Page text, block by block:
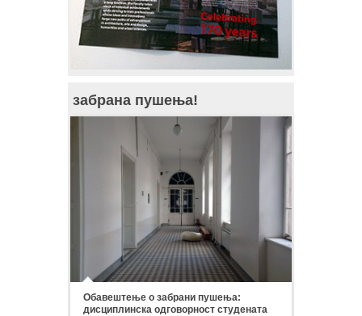
забрана пушења!
Обавештење о забрани пушења:
дисциплинска одговорност студената